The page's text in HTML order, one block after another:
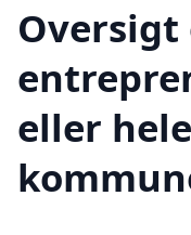
Oversigt
eller